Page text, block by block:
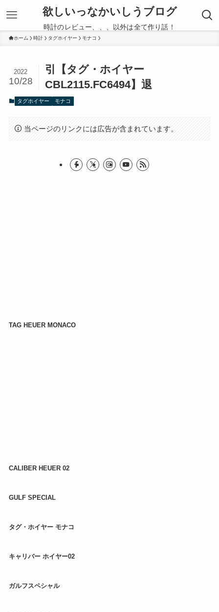
欲しいっなかいしうブログ
時計のレビュー、、、以外は全て作り話！
ホーム 時計 タグホイヤー モナコ
引【タグ・ホイヤー
CBL2115.FC6494】退
2022
10/28
タグホイヤー モナコ
当ページのリンクには広告が含まれています。
TAG HEUER MONACO
CALIBER HEUER 02
GULF SPECIAL
タグ・ホイヤー モナコ
キャリバー ホイヤー02
ガルフスペシャル